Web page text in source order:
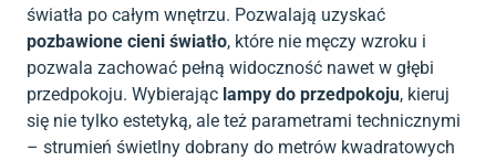
światła po całym wnętrzu. Pozwalają uzyskać
pozbawione cieni światło, które nie męczy wzroku i
pozwala zachować pełną widoczność nawet w głębi
przedpokoju. Wybierając lampy do przedpokoju, kieruj
się nie tylko estetyką, ale też parametrami technicznymi
– strumień świetlny dobrany do metrów kwadratowych